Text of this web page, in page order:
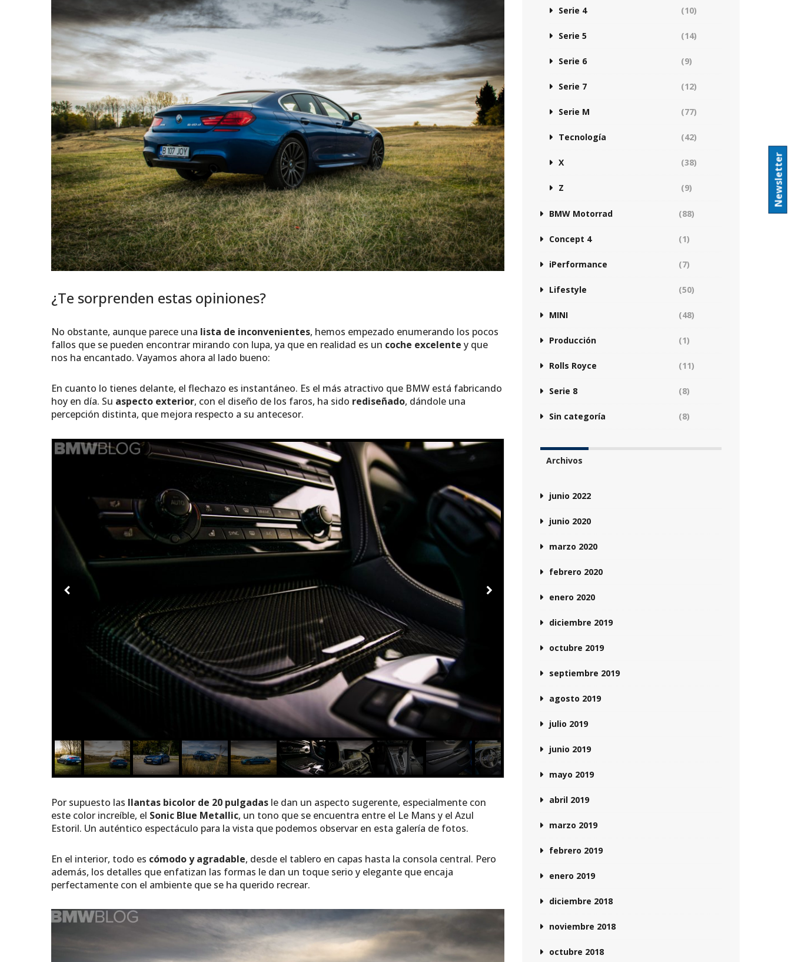
¿Te sorprenden estas opiniones?
No obstante, aunque parece una lista de inconvenientes, hemos empezado enumerando los pocos
fallos que se pueden encontrar mirando con lupa, ya que en realidad es un coche excelente y que
nos ha encantado. Vayamos ahora al lado bueno:
En cuanto lo tienes delante, el flechazo es instantáneo. Es el más atractivo que BMW está fabricando
hoy en día. Su aspecto exterior, con el diseño de los faros, ha sido rediseñado, dándole una
percepción distinta, que mejora respecto a su antecesor.
Por supuesto las llantas bicolor de 20 pulgadas le dan un aspecto sugerente, especialmente con
este color increíble, el Sonic Blue Metallic, un tono que se encuentra entre el Le Mans y el Azul
Estoril. Un auténtico espectáculo para la vista que podemos observar en esta galería de fotos.
En el interior, todo es cómodo y agradable, desde el tablero en capas hasta la consola central. Pero
además, los detalles que enfatizan las formas le dan un toque serio y elegante que encaja
perfectamente con el ambiente que se ha querido recrear.
Serie 4 (10)
Serie 5 (14)
Serie 6 (9)
Serie 7 (12)
Serie M (77)
Tecnología (42)
X (38)
Z (9)
BMW Motorrad (88)
Concept 4 (1)
iPerformance (7)
Lifestyle (50)
MINI (48)
Producción (1)
Rolls Royce (11)
Serie 8 (8)
Sin categoría (8)
Archivos
junio 2022
junio 2020
marzo 2020
febrero 2020
enero 2020
diciembre 2019
octubre 2019
septiembre 2019
agosto 2019
julio 2019
junio 2019
mayo 2019
abril 2019
marzo 2019
febrero 2019
enero 2019
diciembre 2018
noviembre 2018
octubre 2018
Newsletter